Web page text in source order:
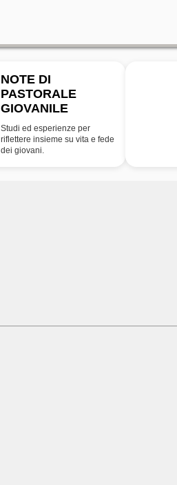
NOTE DI
PASTORALE
GIOVANILE
Studi ed esperienze per
riflettere insieme su vita e fede
dei giovani.